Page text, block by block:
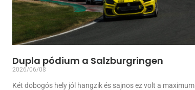
Dupla pódium a Salzburgringen
2026/06/08
Két dobogós hely jól hangzik és sajnos ez volt a maximum